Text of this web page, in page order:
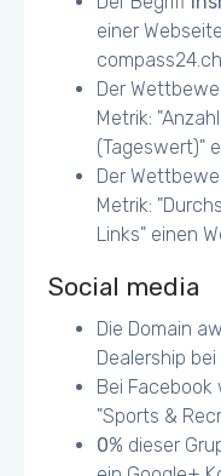
einer
Der
Metrik:
(Tageswert)"
Der
Metrik:
Links" einen
Social media
Die Domain
Dealership
Bei Facebook
"Sports &
0% dieser